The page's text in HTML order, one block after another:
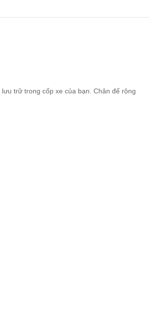
lưu trữ trong cốp xe của bạn. Chân đế rộng